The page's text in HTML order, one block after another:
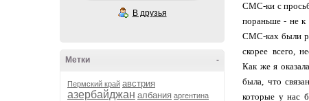
В друзья
-
Метки
Пермский край австрия
азербайджан албания аргентина
СМС-ки с
пораньше - не к
СМС-ках были
скорее всего,
Как же я
была, что
которые у нас